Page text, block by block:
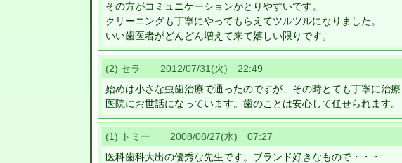
その方がコミュニケーションがとりやすいです。
クリーニングも丁寧にやってもらえてツルツルになりました。
いい歯医者がどんどん増えて来て嬉しい限りです。
(2) セラ 2012/07/31(火) 22:49
始めは小さな虫歯治療で通ったのですが、その時とても丁寧に治
医院にお世話になっています。歯のことは安心して任せられます。
(1) トミー 2008/08/27(水) 07:27
医科歯科大出の優秀な先生です。ブランド好きなもので・・・